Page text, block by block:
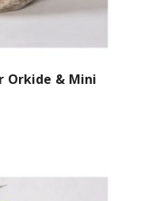
Orkide & Mini